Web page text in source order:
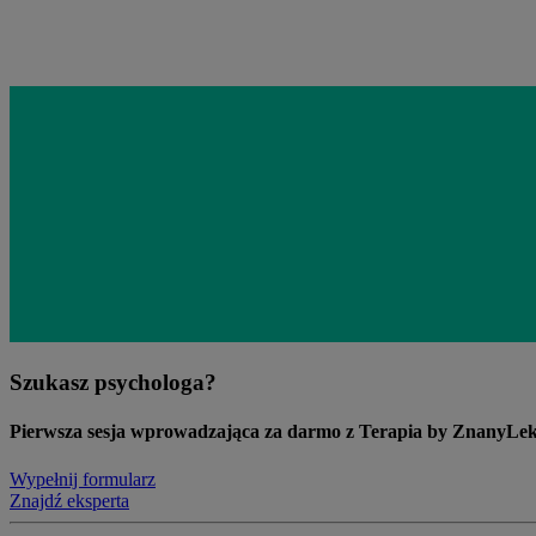
Szukasz psychologa?
Pierwsza sesja wprowadzająca za darmo z Terapia by
Wypełnij formularz
Znajdź eksperta